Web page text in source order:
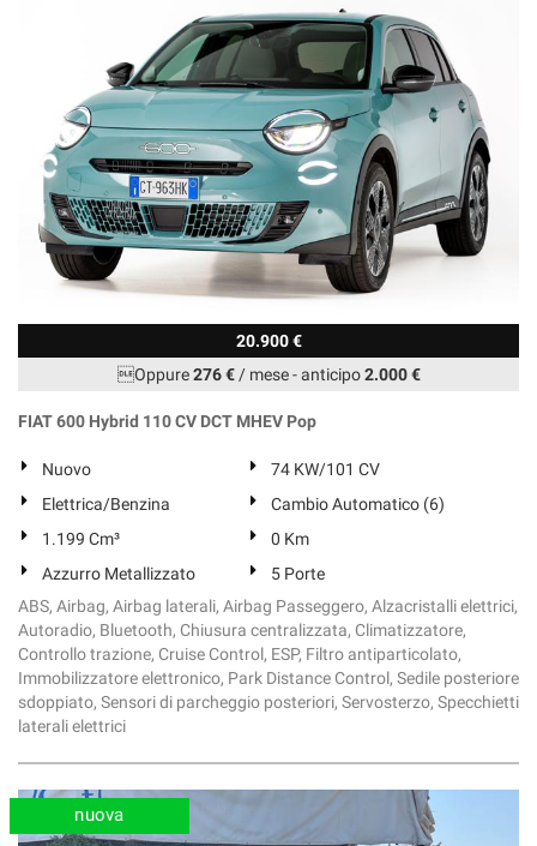
20.900 €
Oppure276 €/ mese-anticipo2.000 €
FIAT 600 Hybrid 110 CV DCT MHEV Pop
Nuovo
74 KW/101 CV
Elettrica/Benzina
Cambio Automatico (6)
1.199 Cm³
0 Km
Azzurro Metallizzato
5 Porte
ABS, Airbag, Airbag laterali, Airbag Passeggero, Alzacristalli elettrici,
Autoradio, Bluetooth, Chiusura centralizzata, Climatizzatore,
Controllo trazione, Cruise Control, ESP, Filtro antiparticolato,
Immobilizzatore elettronico, Park Distance Control, Sedile posteriore
sdoppiato, Sensori di parcheggio posteriori, Servosterzo, Specchietti
laterali elettrici
nuova